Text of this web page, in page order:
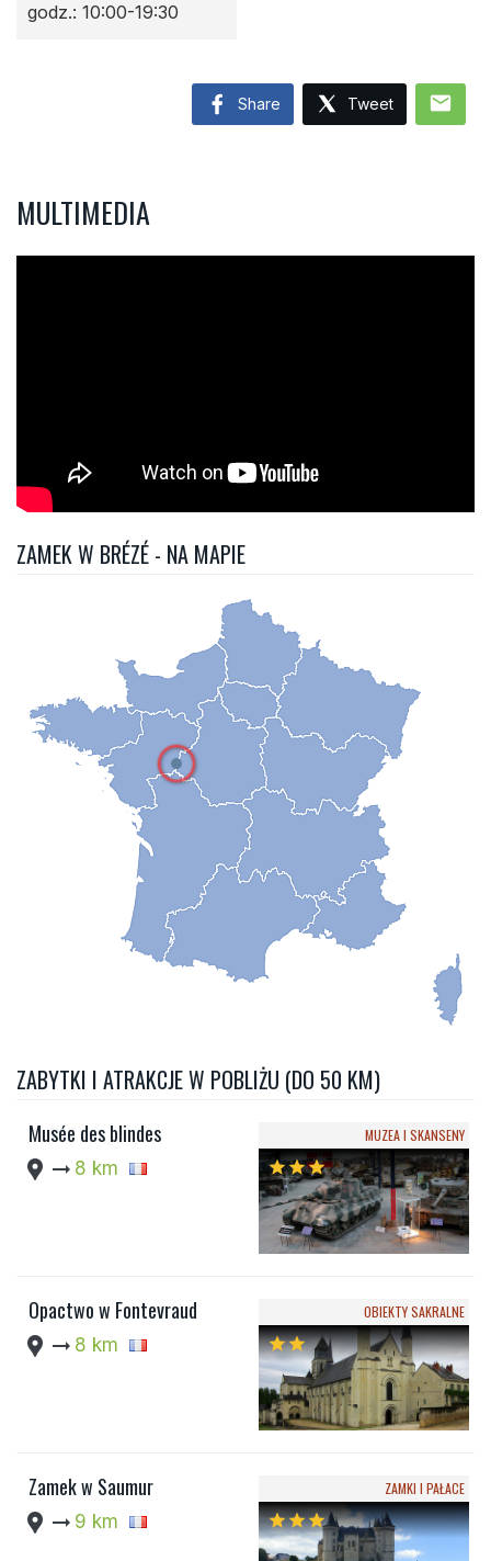
godz.: 10:00-19:30
Share Tweet mail
MULTIMEDIA
ZAMEK W BRÉZÉ - NA MAPIE
ZABYTKI I ATRAKCJE W POBLIŻU (DO 50 KM)
Musée des blindes
location_pin arrow_right_alt 8 km
MUZEA I SKANSENY
starstarstar
Opactwo w Fontevraud
location_pin arrow_right_alt 8 km
OBIEKTY SAKRALNE
starstar
Zamek w Saumur
location_pin arrow_right_alt 9 km
ZAMKI I PAŁACE
starstarstar